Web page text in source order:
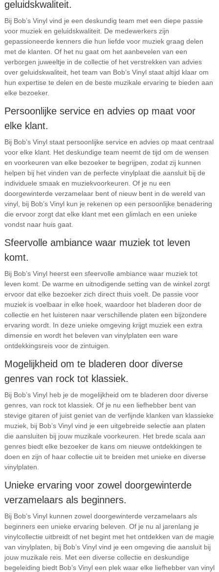
geluidskwaliteit.
Bij Bob’s Vinyl vind je een deskundig team met een diepe passie
voor muziek en geluidskwaliteit. De medewerkers zijn
gepassioneerde kenners die hun liefde voor muziek graag delen
met de klanten. Of het nu gaat om het aanbevelen van een
verborgen juweeltje in de collectie of het verstrekken van advies
over geluidskwaliteit, het team van Bob’s Vinyl staat altijd klaar om
hun expertise te delen en de beste muzikale ervaring te bieden aan
elke bezoeker.
Persoonlijke service en advies op maat voor
elke klant.
Bij Bob’s Vinyl staat persoonlijke service en advies op maat centraal
voor elke klant. Het deskundige team neemt de tijd om de wensen
en voorkeuren van elke bezoeker te begrijpen, zodat zij kunnen
helpen bij het vinden van de perfecte vinylplaat die aansluit bij de
individuele smaak en muziekvoorkeuren. Of je nu een
doorgewinterde verzamelaar bent of nieuw bent in de wereld van
vinyl, bij Bob’s Vinyl kun je rekenen op een persoonlijke benadering
die ervoor zorgt dat elke klant met een glimlach en een unieke
vondst naar huis gaat.
Sfeervolle ambiance waar muziek tot leven
komt.
Bij Bob’s Vinyl heerst een sfeervolle ambiance waar muziek tot
leven komt. De warme en uitnodigende setting van de winkel zorgt
ervoor dat elke bezoeker zich direct thuis voelt. De passie voor
muziek is voelbaar in elke hoek, waardoor het bladeren door de
collectie en het luisteren naar verschillende platen een bijzondere
ervaring wordt. In deze unieke omgeving krijgt muziek een extra
dimensie en wordt het beleven van vinylplaten een ware
ontdekkingsreis voor de zintuigen.
Mogelijkheid om te bladeren door diverse
genres van rock tot klassiek.
Bij Bob’s Vinyl heb je de mogelijkheid om te bladeren door diverse
genres, van rock tot klassiek. Of je nu een liefhebber bent van
stevige gitaren of juist geniet van de verfijnde klanken van klassieke
muziek, bij Bob’s Vinyl vind je een uitgebreide selectie aan platen
die aansluiten bij jouw muzikale voorkeuren. Het brede scala aan
genres biedt elke bezoeker de kans om nieuwe ontdekkingen te
doen en zijn of haar collectie uit te breiden met unieke en diverse
vinylplaten.
Unieke ervaring voor zowel doorgewinterde
verzamelaars als beginners.
Bij Bob’s Vinyl kunnen zowel doorgewinterde verzamelaars als
beginners een unieke ervaring beleven. Of je nu al jarenlang je
vinylcollectie uitbreidt of net begint met het ontdekken van de magie
van vinylplaten, bij Bob’s Vinyl vind je een omgeving die aansluit bij
jouw muzikale reis. Met een diverse collectie en deskundige
begeleiding biedt Bob’s Vinyl een plek waar elke liefhebber van vinyl